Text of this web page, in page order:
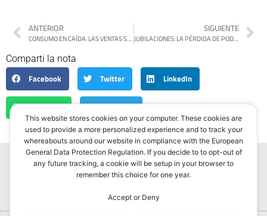
ANTERIOR
CONSUMO EN CAÍDA: LAS VENTAS SE DESPLOMAN UN 9,8% EN FEBRERO
SIGUIENTE
JUBILACIONES: LA PÉRDIDA DE PODER ADQUISITIVO POR EL CONGELAMIENTO DEL BONO
Comparti la nota
Facebook
Twitter LinkedIn
WhatsApp Telegram
This website stores cookies on your computer. These cookies are
used to provide a more personalized experience and to track your
whereabouts around our website in compliance with the European
General Data Protection Regulation. If you decide to to opt-out of
any future tracking, a cookie will be setup in your browser to
remember this choice for one year.
Accept or Deny